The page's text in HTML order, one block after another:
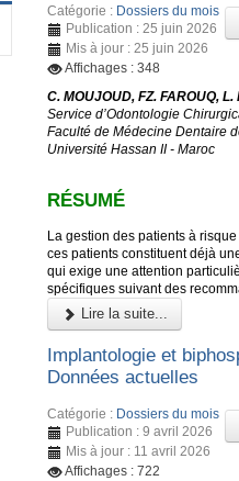
Catégorie : Dossiers du mois
Publication : 25 juin 2026
Mis à jour : 25 juin 2026
Affichages : 348
C. MOUJOUD, FZ. FAROUQ,
Service d’Odontologie
Faculté de Médecine Dentaire
Université Hassan II - Maroc
RÉSUMÉ
La gestion des patients à
ces patients constituent déjà
qui exige une attention
spécifiques suivant des
Lire la suite...
Implantologie et
Données actuelles
Catégorie : Dossiers du mois
Publication : 9 avril 2026
Mis à jour : 11 avril 2026
Affichages : 722